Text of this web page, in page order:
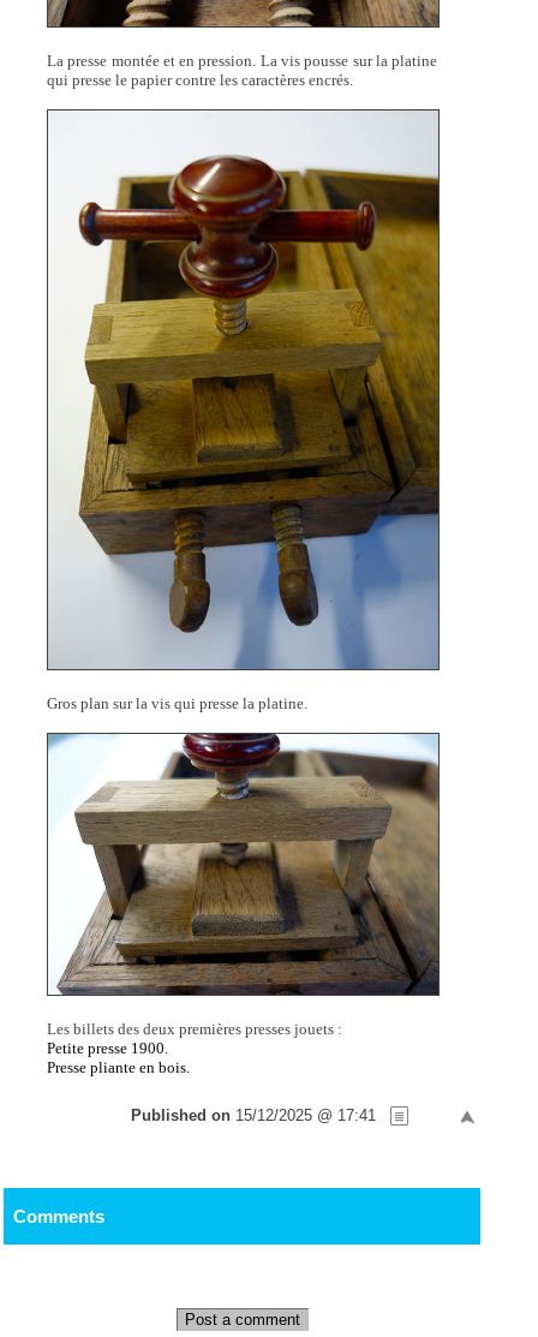
La presse montée et en pression. La vis pousse sur la platine
qui presse le papier contre les caractères encrés.
Gros plan sur la vis qui presse la platine.
Les billets des deux premières presses jouets :
Petite presse 1900.
Presse pliante en bois.
Published on 15/12/2025 @ 17:41
Comments
Post a comment